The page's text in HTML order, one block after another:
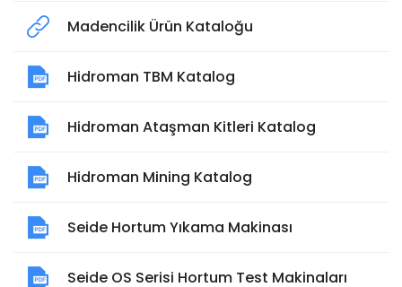
Madencilik Ürün Kataloğu
Hidroman TBM Katalog
Hidroman Ataşman Kitleri Katalog
Hidroman Mining Katalog
Seide Hortum Yıkama Makinası
Seide OS Serisi Hortum Test Makinaları